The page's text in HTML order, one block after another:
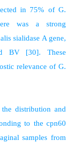
in 75% of G.
was a strong
sialidase A gene,
BV [30]. These
relevance of G.
distribution and
to the cpn60
samples from